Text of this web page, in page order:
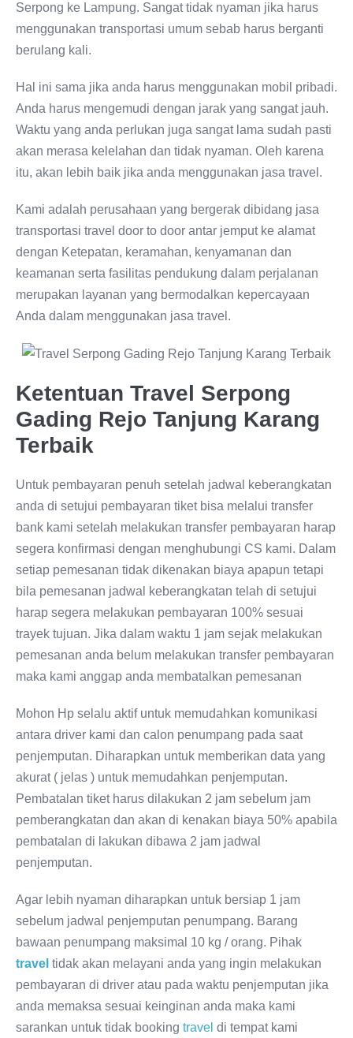
Serpong ke Lampung. Sangat tidak nyaman jika harus
menggunakan transportasi umum sebab harus berganti
berulang kali.
Hal ini sama jika anda harus menggunakan mobil pribadi.
Anda harus mengemudi dengan jarak yang sangat jauh.
Waktu yang anda perlukan juga sangat lama sudah pasti
akan merasa kelelahan dan tidak nyaman. Oleh karena
itu, akan lebih baik jika anda menggunakan jasa travel.
Kami adalah perusahaan yang bergerak dibidang jasa
transportasi travel door to door antar jemput ke alamat
dengan Ketepatan, keramahan, kenyamanan dan
keamanan serta fasilitas pendukung dalam perjalanan
merupakan layanan yang bermodalkan kepercayaan
Anda dalam menggunakan jasa travel.
Ketentuan Travel Serpong
Gading Rejo Tanjung Karang
Terbaik
Untuk pembayaran penuh setelah jadwal keberangkatan
anda di setujui pembayaran tiket bisa melalui transfer
bank kami setelah melakukan transfer pembayaran harap
segera konfirmasi dengan menghubungi CS kami. Dalam
setiap pemesanan tidak dikenakan biaya apapun tetapi
bila pemesanan jadwal keberangkatan telah di setujui
harap segera melakukan pembayaran 100% sesuai
trayek tujuan. Jika dalam waktu 1 jam sejak melakukan
pemesanan anda belum melakukan transfer pembayaran
maka kami anggap anda membatalkan pemesanan
Mohon Hp selalu aktif untuk memudahkan komunikasi
antara driver kami dan calon penumpang pada saat
penjemputan. Diharapkan untuk memberikan data yang
akurat ( jelas ) untuk memudahkan penjemputan.
Pembatalan tiket harus dilakukan 2 jam sebelum jam
pemberangkatan dan akan di kenakan biaya 50% apabila
pembatalan di lakukan dibawa 2 jam jadwal
penjemputan.
Agar lebih nyaman diharapkan untuk bersiap 1 jam
sebelum jadwal penjemputan penumpang. Barang
bawaan penumpang maksimal 10 kg / orang. Pihak
travel tidak akan melayani anda yang ingin melakukan
pembayaran di driver atau pada waktu penjemputan jika
anda memaksa sesuai keinginan anda maka kami
sarankan untuk tidak booking travel di tempat kami